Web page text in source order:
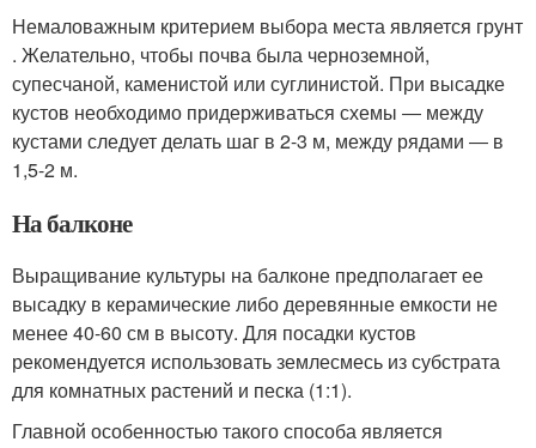
Немаловажным критерием выбора места является грунт
. Желательно, чтобы почва была черноземной,
супесчаной, каменистой или суглинистой. При высадке
кустов необходимо придерживаться схемы ― между
кустами следует делать шаг в 2-3 м, между рядами ― в
1,5-2 м.
На балконе
Выращивание культуры на балконе предполагает ее
высадку в керамические либо деревянные емкости не
менее 40-60 см в высоту. Для посадки кустов
рекомендуется использовать землесмесь из субстрата
для комнатных растений и песка (1:1).
Главной особенностью такого способа является